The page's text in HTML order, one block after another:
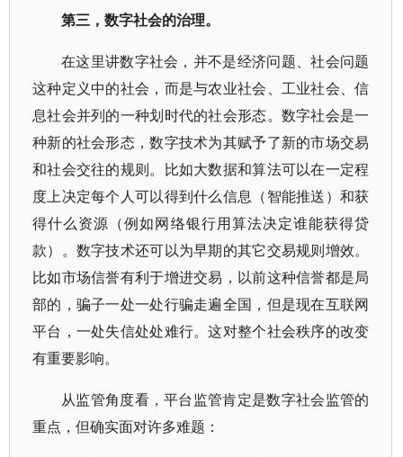
第三，数字社会的治理。
在这里讲数字社会，并不是经济问题、社会问题
这种定义中的社会，而是与农业社会、工业社会、信
息社会并列的一种划时代的社会形态。数字社会是一
种新的社会形态，数字技术为其赋予了新的市场交易
和社会交往的规则。比如大数据和算法可以在一定程
度上决定每个人可以得到什么信息（智能推送）和获
得什么资源（例如网络银行用算法决定谁能获得贷
款）。数字技术还可以为早期的其它交易规则增效。
比如市场信誉有利于增进交易，以前这种信誉都是局
部的，骗子一处一处行骗走遍全国，但是现在互联网
平台，一处失信处处难行。这对整个社会秩序的改变
有重要影响。
从监管角度看，平台监管肯定是数字社会监管的
重点，但确实面对许多难题：